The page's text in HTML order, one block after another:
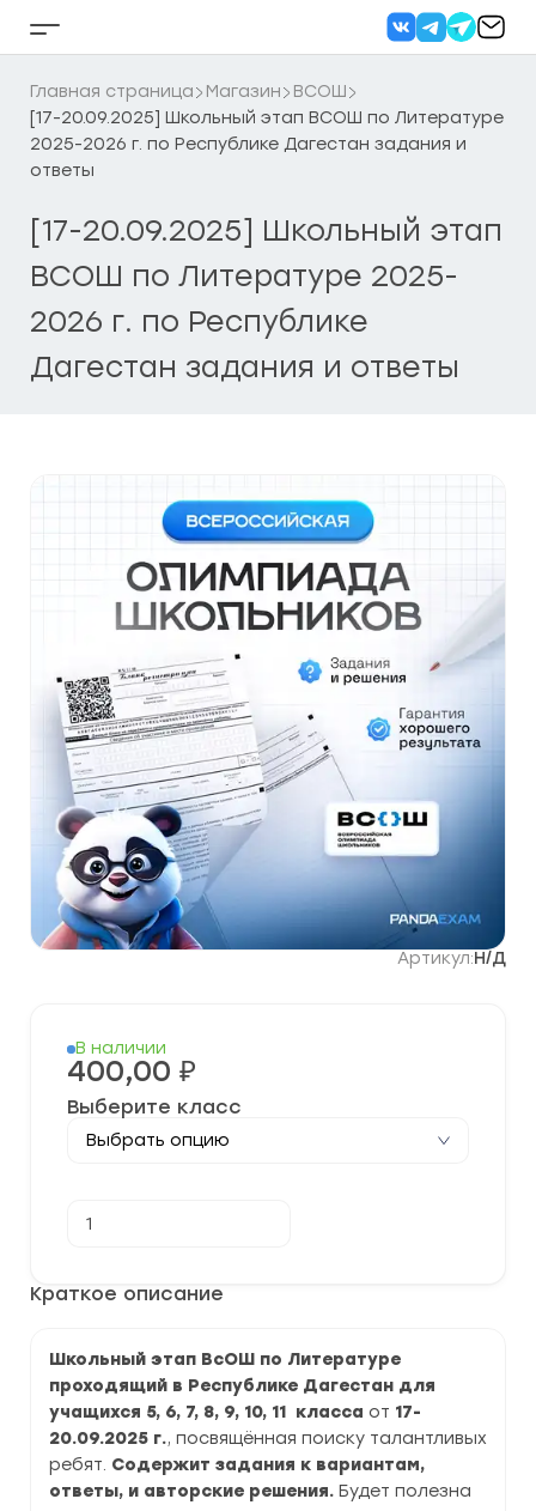
Кнопка
бокового
меню
Главная страница Магазин
ВСОШ
[17-20.09.2025] Школьный этап ВСОШ по Литературе
2025-2026 г. по Республике Дагестан задания и
ответы
[17-20.09.2025] Школьный этап
ВСОШ по Литературе 2025-
2026 г. по Республике
Дагестан задания и ответы
Артикул:Н/Д
Краткое описание
Школьный этап ВсОШ по Литературе
проходящий в Республике Дагестан для
учащихся 5, 6, 7, 8, 9, 10, 11 класса от 17-
20.09.2025 г., посвящённая поиску талантливых
ребят. Содержит задания к вариантам,
ответы, и авторские решения. Будет полезна
В наличии
400,00 ₽
Выберите класс
товара
Школьный
этап
Литературе
2025-
2026
г.
по
Республике
Дагестан
задания